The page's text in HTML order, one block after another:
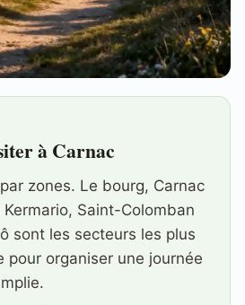
à Carnac
zones. Le bourg, Carnac
Saint-Colomban
sont les secteurs les plus
pour organiser une journée